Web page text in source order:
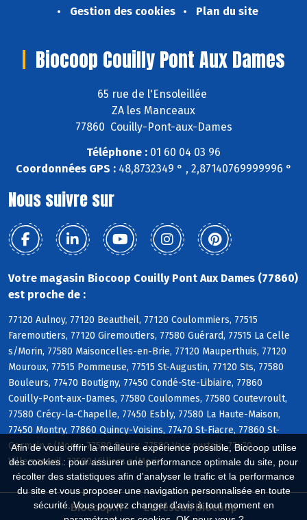
Afin de vous offrir la meilleure expérience possible, Biocoop utilise
des cookies : pour assurer une performance optimale du site, pour
récolter des statistiques afin d'analyser le trafic et la performance
du site et vous proposer une navigation personnalisée en toute
sécurité. Vous pouvez changer d'avis à tout moment en
Gestion des cookies
Plan du site
Biocoop Couilly Pont Aux Dames
65 rue de l'Ensoleillée
ZA les Manceaux
77860 Couilly-Pont-aux-Dames
Téléphone : 01 60 04 03 96
Coordonnées GPS :48,8732349 ° , 2,87140769999996 °
Nous suivre sur
Votre magasin Biocoop Couilly Pont Aux Dames (77860)
est proche de :
77120 Aulnoy, 77120 Beautheil, 77120 Coulommiers, 77515
Faremoutiers, 77120 Giremoutiers, 77580 Guérard, 77515 La Celle
s/Morin, 77580 Maisoncelles-en-Brie, 77120 Mauperthuis, 77120
Mouroux, 77515 Pommeuse, 77515 St-Augustin, 77120 Sts, 77580
Bouleurs, 77470 Boutigny, 77450 Condé-Ste-Libiaire, 77860
Couilly-Pont-aux-Dames, 77580 Coulommes, 77580 Coutevroult,
77580 Crécy-la-Chapelle, 77450 Esbly, 77580 La Haute-Maison,
77450 Montry, 77860 Quincy-Voisins, 77470 St-Fiacre, 77860 St-
Germain s/Morin, 77580 Sancy, 77580 Vaucourtois, 77470
Villemareuil, 77580 Villiers s/Morin
Biocoop.fr Le réseau Biocoop